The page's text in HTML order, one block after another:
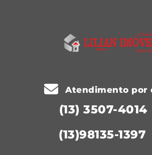
Atendimento por
(13) 3507-4014
(13)98135-1397